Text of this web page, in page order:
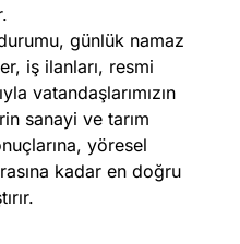
günlük namaz
iş ilanları, resmi
vatandaşlarımızın
sanayi ve tarım
yöresel
kadar en doğru